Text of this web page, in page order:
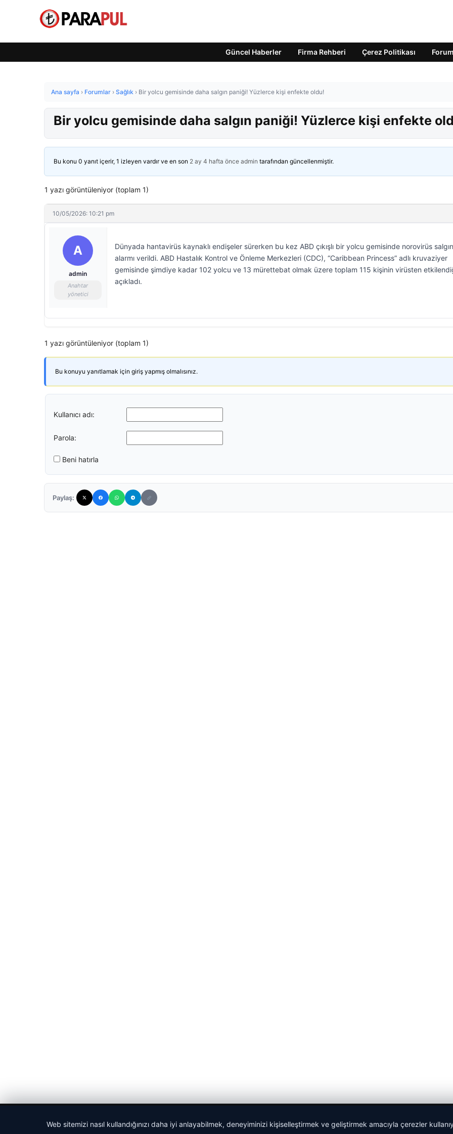
Güncel Haberler Firma Rehberi Çerez Politikası Forum
Ana sayfa › Forumlar › Sağlık › Bir yolcu gemisinde daha salgın paniği! Yüzlerce kişi enfekte oldu!
Bir yolcu gemisinde daha salgın paniği! Yüzlerce kişi enfekte
Bu konu 0 yanıt içerir, 1 izleyen vardır ve en son 2 ay 4 hafta önce admin tarafından güncellenmiştir.
1 yazı görüntüleniyor (toplam 1)
10/05/2026: 10:21 pm
A
admin
Anahtar
yönetici
Dünyada hantavirüs kaynaklı endişeler sürerken bu kez ABD çıkışlı bir yolcu gemisinde norovirüs
alarmı verildi. ABD Hastalık Kontrol ve Önleme Merkezleri (CDC), “Caribbean Princess” adlı kruvaziyer
gemisinde şimdiye kadar 102 yolcu ve 13 mürettebat olmak üzere toplam 115 kişinin virüsten
açıkladı.
1 yazı görüntüleniyor (toplam 1)
Bu konuyu yanıtlamak için giriş yapmış olmalısınız.
Kullanıcı adı:
Parola:
Beni hatırla
Paylaş:
Web sitemizi nasıl kullandığınızı daha iyi anlayabilmek, deneyiminizi kişiselleştirmek ve geliştirmek amacıyla çerezler